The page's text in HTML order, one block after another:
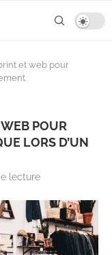
et web pour
POUR
LORS D’UN
lecture